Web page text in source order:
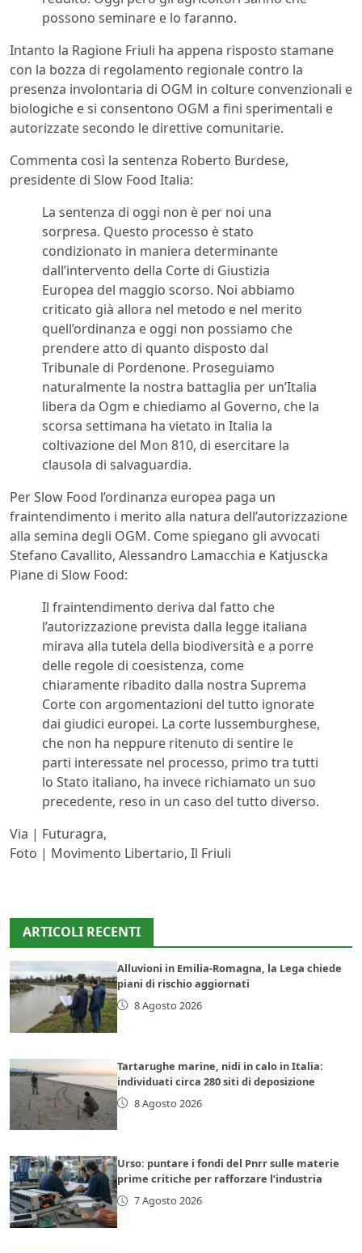
possono seminare e lo faranno.
Intanto la Ragione Friuli ha appena risposto stamane
con la bozza di regolamento regionale contro la
presenza involontaria di OGM in colture convenzionali e
biologiche e si consentono OGM a fini sperimentali e
autorizzate secondo le direttive comunitarie.
Commenta così la sentenza Roberto Burdese,
presidente di Slow Food Italia:
La sentenza di oggi non è per noi una
sorpresa. Questo processo è stato
condizionato in maniera determinante
dall’intervento della Corte di Giustizia
Europea del maggio scorso. Noi abbiamo
criticato già allora nel metodo e nel merito
quell’ordinanza e oggi non possiamo che
prendere atto di quanto disposto dal
Tribunale di Pordenone. Proseguiamo
naturalmente la nostra battaglia per un’Italia
libera da Ogm e chiediamo al Governo, che la
scorsa settimana ha vietato in Italia la
coltivazione del Mon 810, di esercitare la
clausola di salvaguardia.
Per Slow Food l’ordinanza europea paga un
fraintendimento i merito alla natura dell’autorizzazione
alla semina degli OGM. Come spiegano gli avvocati
Stefano Cavallito, Alessandro Lamacchia e Katjuscka
Piane di Slow Food:
Il fraintendimento deriva dal fatto che
l’autorizzazione prevista dalla legge italiana
mirava alla tutela della biodiversità e a porre
delle regole di coesistenza, come
chiaramente ribadito dalla nostra Suprema
Corte con argomentazioni del tutto ignorate
dai giudici europei. La corte lussemburghese,
che non ha neppure ritenuto di sentire le
parti interessate nel processo, primo tra tutti
lo Stato italiano, ha invece richiamato un suo
precedente, reso in un caso del tutto diverso.
Via | Futuragra,
Foto | Movimento Libertario, Il Friuli
ARTICOLI RECENTI
Alluvioni in Emilia-Romagna, la Lega chiede
piani di rischio aggiornati
8 Agosto 2026
Tartarughe marine, nidi in calo in Italia:
individuati circa 280 siti di deposizione
8 Agosto 2026
Urso: puntare i fondi del Pnrr sulle materie
prime critiche per rafforzare l’industria
7 Agosto 2026